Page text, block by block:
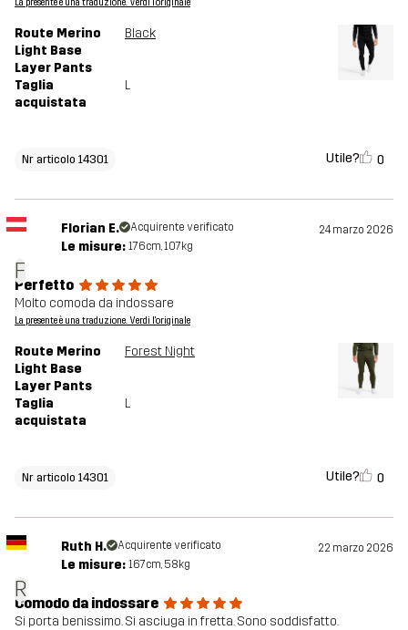
La presente è una traduzione. Verdi l'originale
Route Merino
Light Base
Layer Pants
Black
Taglia
acquistata
L
Nr articolo 14301 Utile? 0
F
Florian E. Acquirente verificato 24 marzo 2026
Le misure: 176cm, 107kg
Perfetto
Molto comoda da indossare
La presente è una traduzione. Verdi l'originale
Route Merino
Light Base
Layer Pants
Forest Night
Taglia
acquistata
L
Nr articolo 14301 Utile? 0
R
Ruth H. Acquirente verificato 22 marzo 2026
Le misure: 167cm, 58kg
Comodo da indossare
Si porta benissimo. Si asciuga in fretta. Sono soddisfatto.